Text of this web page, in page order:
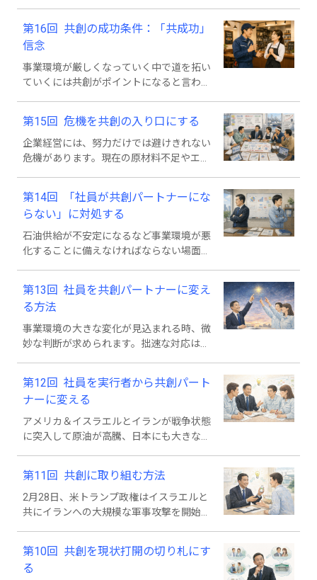
第16回 共創の成功条件：「共成功」
信念
事業環境が厳しくなっていく中で道を拓い
ていくには共創がポイントになると言われ
ます。今回は共創の成功条件について考え
ます。
第15回 危機を共創の入り口にする
企業経営には、努力だけでは避けきれない
危機があります。現在の原材料不足やエネ
な事態にどうやって対応できるか、考えま
す。
第14回 「社員が共創パートナーにな
らない」に対処する
石油供給が不安定になるなど事業環境が悪
化することに備えなければならない場面で
として社員との共創が勧められます。今回
は、社員との共創が実現しない理由と対処
策について考えます。
第13回 社員を共創パートナーに変え
る方法
事業環境の大きな変化が見込まれる時、微
妙な判断が求められます。拙速な対応は弊
り組むことが勧められ、前回で社員との共
創を提案しました。今回はそれを実現する
方法について考えます。
第12回 社員を実行者から共創パート
ナーに変える
アメリカ＆イスラエルとイランが戦争状態
に突入して原油が高騰、日本にも大きな経
用の少ない、幅広いメリットが期待できる
策」は積極的に取り組みたいところです。
その一つに社員との共創があり、今回はそ
第11回 共創に取り組む方法
2月28日、米トランプ政権はイスラエルと
共にイランへの大規模な軍事攻撃を開始、
あります。今回は不安の打開策として「共
創」が切り札になり得ることを考えていき
第10回 共創を現状打開の切り札にす
る